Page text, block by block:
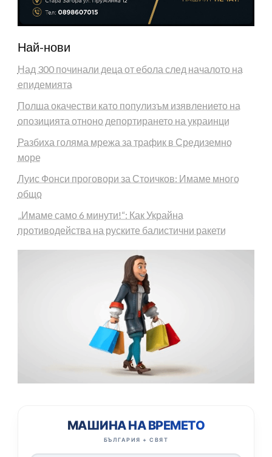
Най-нови
Над 300 починали деца от ебола след началото на
епидемията
Полша окачестви като популизъм изявлението на
опозицията отноно депортирането на украинци
Разбиха голяма мрежа за трафик в Средиземно
море
Луис Фонси проговори за Стоичков: Имаме много
общо
„Имаме само 6 минути!“: Как Украйна
противодейства на руските балистични ракети
МАШИНА НА ВРЕМЕТО
БЪЛГАРИЯ + СВЯТ